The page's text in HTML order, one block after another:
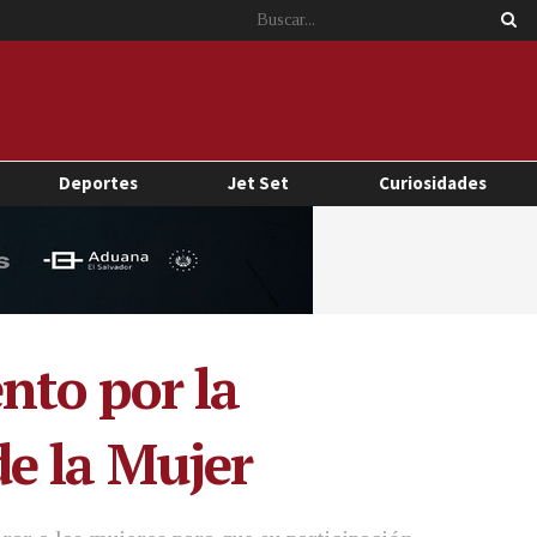
Deportes Jet Set Curiosidades
por la
la Mujer